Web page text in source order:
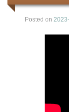
Képek
Kapcsolat
Posted on